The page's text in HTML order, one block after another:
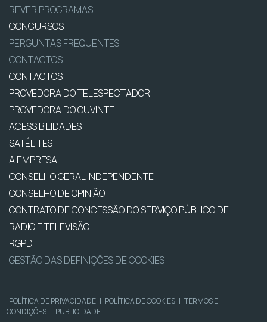
REVER PROGRAMAS
CONCURSOS
PERGUNTAS FREQUENTES
CONTACTOS
CONTACTOS
PROVEDORA DO TELESPECTADOR
PROVEDORA DO OUVINTE
ACESSIBILIDADES
SATÉLITES
A EMPRESA
CONSELHO GERAL INDEPENDENTE
CONSELHO DE OPINIÃO
CONTRATO DE CONCESSÃO DO SERVIÇO PÚBLICO DE
RÁDIO E TELEVISÃO
RGPD
GESTÃO DAS DEFINIÇÕES DE COOKIES
POLÍTICA DE PRIVACIDADE | POLÍTICA DE COOKIES | TERMOS E
CONDIÇÕES | PUBLICIDADE